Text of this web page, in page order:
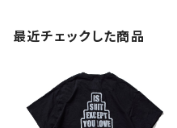
最近チェックした商品